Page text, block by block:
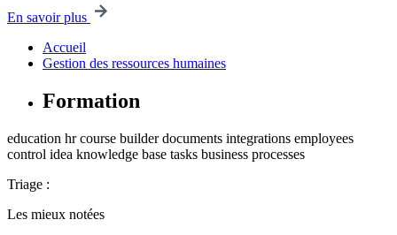
En savoir plus
Accueil
Gestion des ressources humaines
Formation
education hr course builder documents integrations employees
control idea knowledge base tasks business processes
Triage :
Les mieux notées